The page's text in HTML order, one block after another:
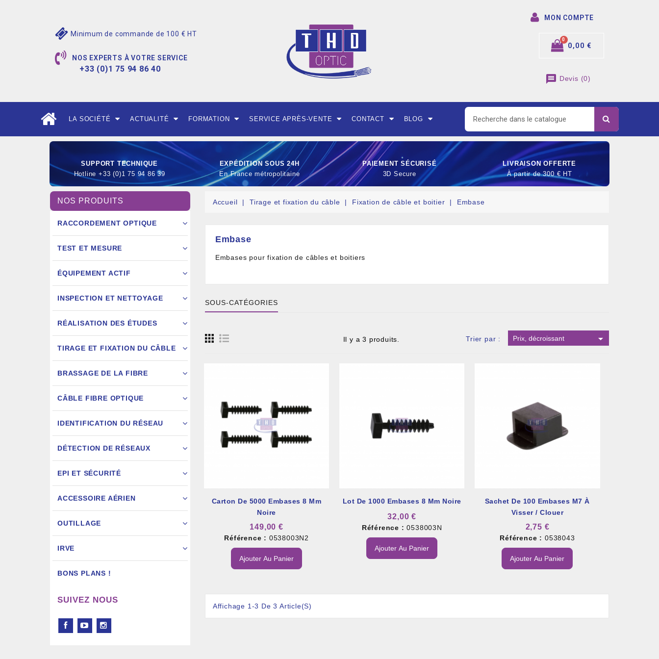
Minimum de commande de 100 € HT
NOS EXPERTS À VOTRE SERVICE
+33 (0)1 75 94 86 40
MON COMPTE
0,00 €
message Devis (0)
LA SOCIÉTÉ ACTUALITÉ FORMATION SERVICE APRÈS-VENTE CONTACT BLOG
SUPPORT TECHNIQUE
Hotline +33 (0)1 75 94 86 39
EXPÉDITION SOUS 24H
En France métropolitaine
PAIEMENT SÉCURISÉ
3D Secure
LIVRAISON OFFERTE
À partir de 300 € HT
NOS PRODUITS
RACCORDEMENT OPTIQUE
TEST ET MESURE
ÉQUIPEMENT ACTIF
INSPECTION ET NETTOYAGE
RÉALISATION DES ÉTUDES
TIRAGE ET FIXATION DU CÂBLE
BRASSAGE DE LA FIBRE
CÂBLE FIBRE OPTIQUE
IDENTIFICATION DU RÉSEAU
DÉTECTION DE RÉSEAUX
EPI ET SÉCURITÉ
ACCESSOIRE AÉRIEN
OUTILLAGE
IRVE
BONS PLANS !
SUIVEZ NOUS
Accueil Tirage et fixation du câble Fixation de câble et boitier Embase
Embase
Embases pour fixation de câbles et boitiers
SOUS-CATÉGORIES
Il y a 3 produits. Trier par : Prix, décroissant 
Carton De 5000 Embases 8 Mm
Noire
149,00 €
Référence : 0538003N2
Ajouter Au Panier
Lot De 1000 Embases 8 Mm Noire
32,00 €
Référence : 0538003N
Ajouter Au Panier
Sachet De 100 Embases M7 À
Visser / Clouer
2,75 €
Référence : 0538043
Ajouter Au Panier
Affichage 1-3 De 3 Article(s)